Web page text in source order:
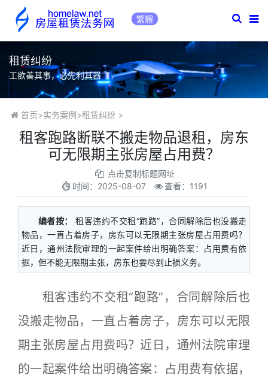
繁體
租赁纠纷
工欲善其事，必先利其器
首页>实务案例 >租赁纠纷>
租客跑路断联不搬走物品退租，房东
可无限期主张房屋占用费？
点击复制标题网址
时间： 2025-08-07 查看：1191
编者按：
租客违约不交租“跑路”，合同解除后也没搬走
物品，一直占着房子，房东可以无限期主张房屋占用费吗？
近日，通州法院审理的一起案件给出明确答案：占用费有依
据，但不能无限期主张，房东也要尽到止损义务。
租客违约不交租“跑路”，合同解除后也
没搬走物品，一直占着房子，房东可以无限
期主张房屋占用费吗？近日，通州法院审理
的一起案件给出明确答案：占用费有依据，